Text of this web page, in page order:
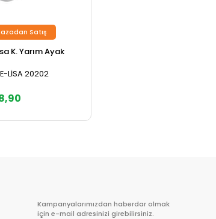
K. Yarım Ayak
LİSA 20202
Satış
Kampanyalarımızdan haberdar olmak
için e-mail adresinizi girebilirsiniz.